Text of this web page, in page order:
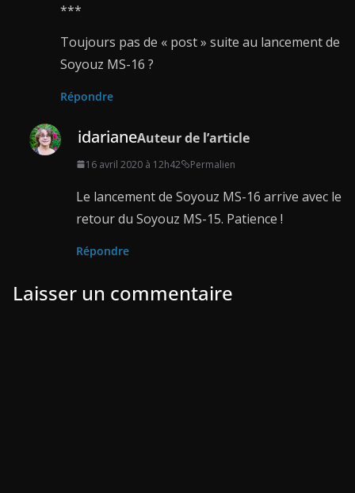
***
Toujours pas de « post » suite au lancement de
Soyouz MS-16 ?
Répondre
idarianeAuteur de l’article
16 avril 2020 à 12h42 Permalien
Le lancement de Soyouz MS-16 arrive avec le
retour du Soyouz MS-15. Patience !
Répondre
Laisser un commentaire